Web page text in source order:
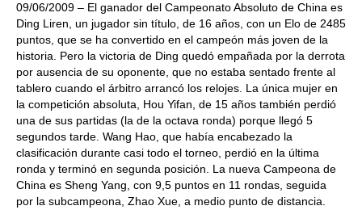
09/06/2009 – El ganador del Campeonato Absoluto de China es
Ding Liren, un jugador sin título, de 16 años, con un Elo de 2485
puntos, que se ha convertido en el campeón más joven de la
historia. Pero la victoria de Ding quedó empañada por la derrota
por ausencia de su oponente, que no estaba sentado frente al
tablero cuando el árbitro arrancó los relojes. La única mujer en
la competición absoluta, Hou Yifan, de 15 años también perdió
una de sus partidas (la de la octava ronda) porque llegó 5
segundos tarde. Wang Hao, que había encabezado la
clasificación durante casi todo el torneo, perdió en la última
ronda y terminó en segunda posición. La nueva Campeona de
China es Sheng Yang, con 9,5 puntos en 11 rondas, seguida
por la subcampeona, Zhao Xue, a medio punto de distancia.